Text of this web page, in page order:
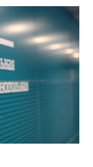
ТОР
в единую
что
пользователей».
задания,
они будут
Причём в